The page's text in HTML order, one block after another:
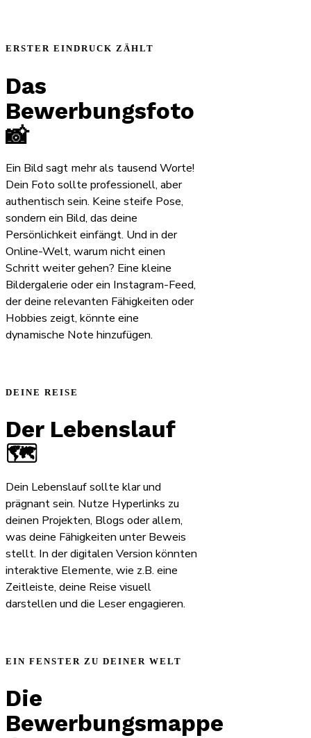
ERSTER EINDRUCK ZÄHLT
Das
Bewerbungsfoto
📸
Ein Bild sagt mehr als tausend Worte!
Dein Foto sollte professionell, aber
authentisch sein. Keine steife Pose,
sondern ein Bild, das deine
Persönlichkeit einfängt. Und in der
Online-Welt, warum nicht einen
Schritt weiter gehen? Eine kleine
Bildergalerie oder ein Instagram-Feed,
der deine relevanten Fähigkeiten oder
Hobbies zeigt, könnte eine
dynamische Note hinzufügen.
DEINE REISE
Der Lebenslauf
🗺️
Dein Lebenslauf sollte klar und
prägnant sein. Nutze Hyperlinks zu
deinen Projekten, Blogs oder allem,
was deine Fähigkeiten unter Beweis
stellt. In der digitalen Version könnten
interaktive Elemente, wie z.B. eine
Zeitleiste, deine Reise visuell
darstellen und die Leser engagieren.
EIN FENSTER ZU DEINER WELT
Die
Bewerbungsmappe